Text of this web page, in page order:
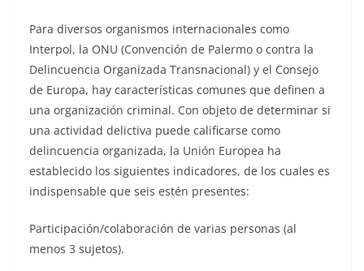
Para diversos organismos internacionales como
Interpol, la ONU (Convención de Palermo o contra la
Delincuencia Organizada Transnacional) y el Consejo
de Europa, hay características comunes que definen a
una organización criminal. Con objeto de determinar si
una actividad delictiva puede calificarse como
delincuencia organizada, la Unión Europea ha
establecido los siguientes indicadores, de los cuales es
indispensable que seis estén presentes:
Participación/colaboración de varias personas (al
menos 3 sujetos).